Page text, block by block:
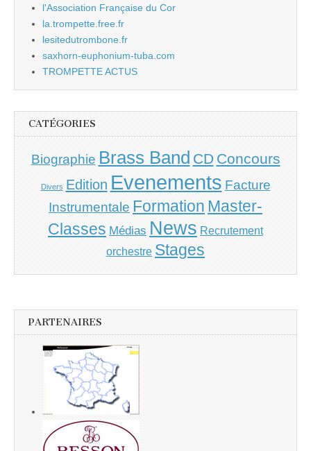
l'Association Française du Cor
la.trompette.free.fr
lesitedutrombone.fr
saxhorn-euphonium-tuba.com
TROMPETTE ACTUS
CATÉGORIES
Biographie Brass Band CD Concours
Divers Edition Evenements Facture
Instrumentale Formation Master-
Classes Médias News Recrutement
orchestre Stages
PARTENAIRES